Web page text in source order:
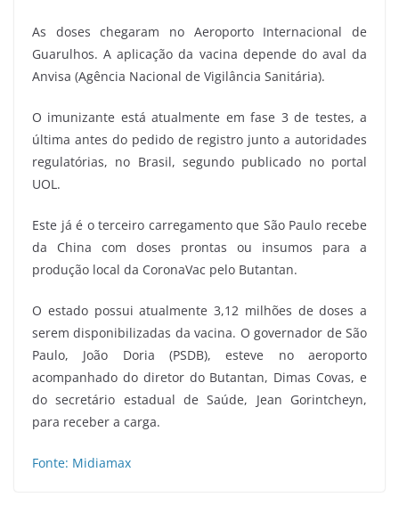
As doses chegaram no Aeroporto Internacional de
Guarulhos. A aplicação da vacina depende do aval da
Anvisa (Agência Nacional de Vigilância Sanitária).
O imunizante está atualmente em fase 3 de testes, a
última antes do pedido de registro junto a autoridades
regulatórias, no Brasil, segundo publicado no portal
UOL.
Este já é o terceiro carregamento que São Paulo recebe
da China com doses prontas ou insumos para a
produção local da CoronaVac pelo Butantan.
O estado possui atualmente 3,12 milhões de doses a
serem disponibilizadas da vacina. O governador de São
Paulo, João Doria (PSDB), esteve no aeroporto
acompanhado do diretor do Butantan, Dimas Covas, e
do secretário estadual de Saúde, Jean Gorintcheyn,
para receber a carga.
Fonte: Midiamax